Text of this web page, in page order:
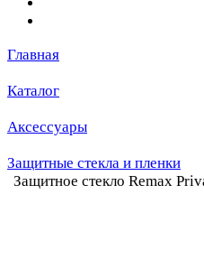
Главная
Каталог
Аксессуары
Защитные стекла и пленки
Защитное стекло Remax